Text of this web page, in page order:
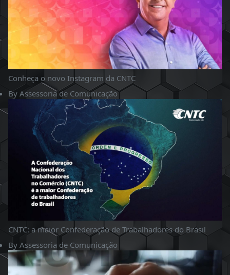
Conheça o novo Instagram da CNTC
By Assessoria de Comunicação
CNTC: a maior Confederação de Trabalhadores do Brasil
By Assessoria de Comunicação